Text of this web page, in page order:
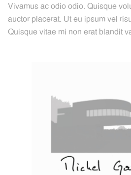
Vivamus ac odio odio. Quisque
auctor placerat. Ut eu ipsum vel
Quisque vitae mi non erat blandit